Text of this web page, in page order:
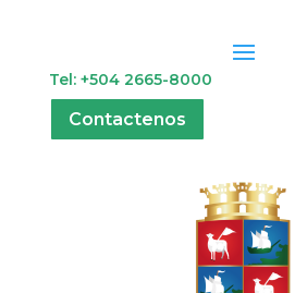
Tel: +504 2665-8000
Contactenos